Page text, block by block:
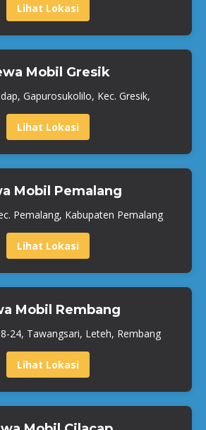
Lihat Lokasi
Mobil Gresik
Gapurosukolilo, Kec. Gresik,
Lihat Lokasi
Mobil Pemalang
Pemalang, Kabupaten Pemalang
Lihat Lokasi
Mobil Rembang
24, Tawangsari, Leteh, Rembang
Lihat Lokasi